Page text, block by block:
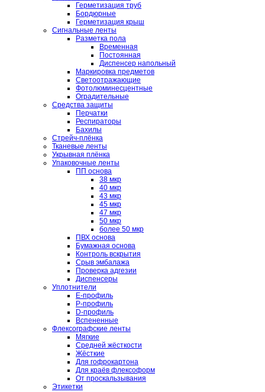
Герметизация труб
Бордюрные
Герметизация крыш
Сигнальные ленты
Разметка пола
Временная
Постоянная
Диспенсер напольный
Маркировка предметов
Светоотражающие
Фотолюминесцентные
Оградительные
Средства защиты
Перчатки
Респираторы
Бахилы
Стрейч-плёнка
Тканевые ленты
Укрывная плёнка
Упаковочные ленты
ПП основа
38 мкр
40 мкр
43 мкр
45 мкр
47 мкр
50 мкр
более 50 мкр
ПВХ основа
Бумажная основа
Контроль вскрытия
Срыв эмбалажа
Проверка адгезии
Диспенсеры
Уплотнители
E-профиль
P-профиль
D-профиль
Вспененные
Флексографские ленты
Мягкие
Средней жёсткости
Жёсткие
Для гофрокартона
Для краёв флексоформ
От проскальзывания
Этикетки